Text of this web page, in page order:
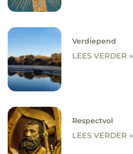
Verdiepend
LEES VERDER »
Respectvol
LEES VERDER »